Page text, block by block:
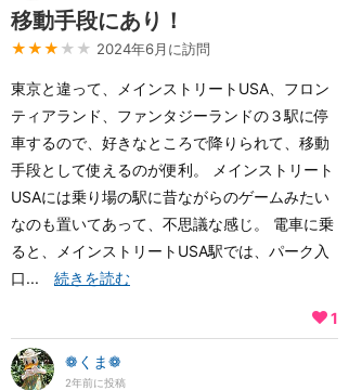
移動手段にあり！
★★★ ★★ 2024年6月に訪問
東京と違って、メインストリートUSA、フロン
ティアランド、ファンタジーランドの３駅に停
車するので、好きなところで降りられて、移動
手段として使えるのが便利。 メインストリート
USAには乗り場の駅に昔ながらのゲームみたい
なのも置いてあって、不思議な感じ。 電車に乗
ると、メインストリートUSA駅では、パーク入
口... 続きを読む
1
❁くま❁
2年前に投稿